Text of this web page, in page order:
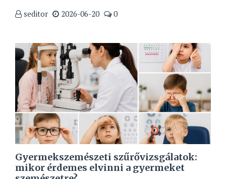
seditor 2026-06-20 0
Gyermekszemészeti szűrővizsgálatok:
mikor érdemes elvinni a gyermeket